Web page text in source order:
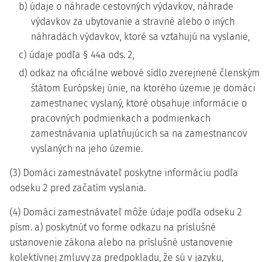
b) údaje o náhrade cestovných výdavkov, náhrade
výdavkov za ubytovanie a stravné alebo o iných
náhradách výdavkov, ktoré sa vzťahujú na vyslanie,
c) údaje podľa § 44a ods. 2,
d) odkaz na oficiálne webové sídlo zverejnené členským
štátom Európskej únie, na ktorého územie je domáci
zamestnanec vyslaný, ktoré obsahuje informácie o
pracovných podmienkach a podmienkach
zamestnávania uplatňujúcich sa na zamestnancov
vyslaných na jeho územie.
(3) Domáci zamestnávateľ poskytne informáciu podľa
odseku 2 pred začatím vyslania.
(4) Domáci zamestnávateľ môže údaje podľa odseku 2
písm. a) poskytnúť vo forme odkazu na príslušné
ustanovenie zákona alebo na príslušné ustanovenie
kolektívnej zmluvy za predpokladu, že sú v jazyku,